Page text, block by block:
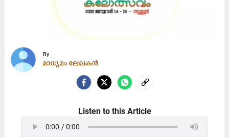
By
മാധ്യമം ലേഖകൻ
Listen to this Article